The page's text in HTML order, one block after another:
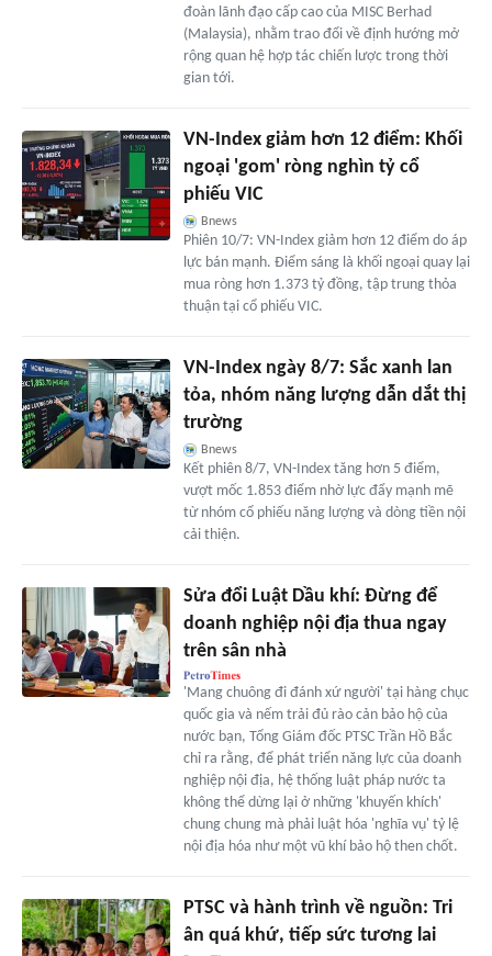
đoàn lãnh đạo cấp cao của MISC Berhad
(Malaysia), nhằm trao đổi về định hướng mở
rộng quan hệ hợp tác chiến lược trong thời
gian tới.
VN-Index giảm hơn 12 điểm: Khối
ngoại 'gom' ròng nghìn tỷ cổ
phiếu VIC
Bnews
Phiên 10/7: VN-Index giảm hơn 12 điểm do áp
lực bán mạnh. Điểm sáng là khối ngoại quay lại
mua ròng hơn 1.373 tỷ đồng, tập trung thỏa
thuận tại cổ phiếu VIC.
VN-Index ngày 8/7: Sắc xanh lan
tỏa, nhóm năng lượng dẫn dắt thị
trường
Bnews
Kết phiên 8/7, VN-Index tăng hơn 5 điểm,
vượt mốc 1.853 điểm nhờ lực đẩy mạnh mẽ
từ nhóm cổ phiếu năng lượng và dòng tiền nội
cải thiện.
Sửa đổi Luật Dầu khí: Đừng để
doanh nghiệp nội địa thua ngay
trên sân nhà
'Mang chuông đi đánh xứ người' tại hàng chục
quốc gia và nếm trải đủ rào cản bảo hộ của
nước bạn, Tổng Giám đốc PTSC Trần Hồ Bắc
chỉ ra rằng, để phát triển năng lực của doanh
nghiệp nội địa, hệ thống luật pháp nước ta
không thể dừng lại ở những 'khuyến khích'
chung chung mà phải luật hóa 'nghĩa vụ' tỷ lệ
nội địa hóa như một vũ khí bảo hộ then chốt.
PTSC và hành trình về nguồn: Tri
ân quá khứ, tiếp sức tương lai